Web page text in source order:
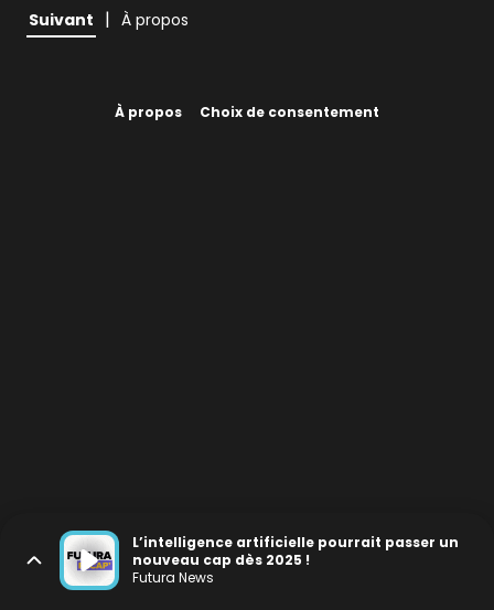
Suivant | À propos
À propos Choix de consentement
L’intelligence artificielle pourrait passer un
nouveau cap dès 2025 !
Futura News